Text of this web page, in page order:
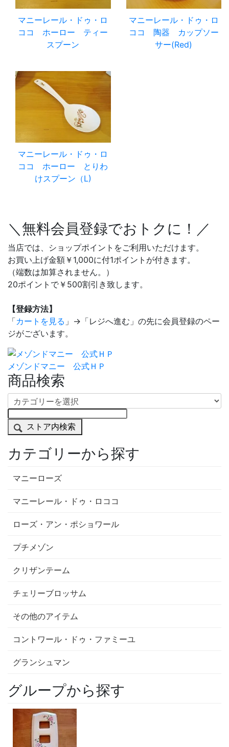
マニーレール・ドゥ・ロ
ココ ホーロー ティー
スプーン
マニーレール・ドゥ・ロ
ココ 陶器 カップソー
サー(Red)
マニーレール・ドゥ・ロ
ココ ホーロー とりわ
けスプーン（L)
＼無料会員登録でおトクに！／
当店では、ショップポイントをご利用いただけます。
お買い上げ金額￥1,000に付1ポイントが付きます。
（端数は加算されません。）
20ポイントで￥500割引き致します。
【登録方法】
「カートを見る 」→「レジへ進む」の先に会員登録のペー
ジがございます。
メゾンドマニー 公式ＨＰ
商品検索
ストア内検索
カテゴリーから探す
マニーローズ
マニーレール・ドゥ・ロココ
ローズ・アン・ポショワール
プチメゾン
クリザンテーム
チェリーブロッサム
その他のアイテム
コントワール・ドゥ・ファミーユ
グランシュマン
グループから探す